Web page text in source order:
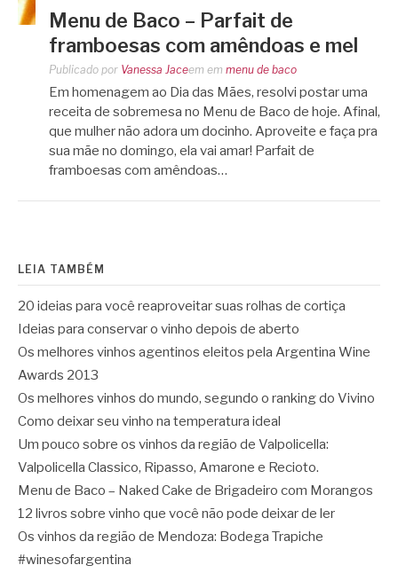
Menu de Baco – Parfait de
framboesas com amêndoas e mel
Publicado por Vanessa Jaceem em menu de baco
Em homenagem ao Dia das Mães, resolvi postar uma
receita de sobremesa no Menu de Baco de hoje. Afinal,
que mulher não adora um docinho. Aproveite e faça pra
sua mãe no domingo, ela vai amar! Parfait de
framboesas com amêndoas…
LEIA TAMBÉM
20 ideias para você reaproveitar suas rolhas de cortiça
Ideias para conservar o vinho depois de aberto
Os melhores vinhos agentinos eleitos pela Argentina Wine
Awards 2013
Os melhores vinhos do mundo, segundo o ranking do Vivino
Como deixar seu vinho na temperatura ideal
Um pouco sobre os vinhos da região de Valpolicella:
Valpolicella Classico, Ripasso, Amarone e Recioto.
Menu de Baco – Naked Cake de Brigadeiro com Morangos
12 livros sobre vinho que você não pode deixar de ler
Os vinhos da região de Mendoza: Bodega Trapiche
#winesofargentina